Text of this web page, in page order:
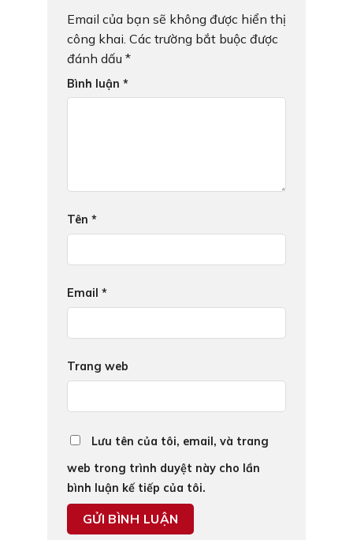
Email của bạn sẽ không được hiển thị
công khai. Các trường bắt buộc được
đánh dấu *
Bình luận *
Tên *
Email *
Trang web
Lưu tên của tôi, email, và trang
web trong trình duyệt này cho lần
bình luận kế tiếp của tôi.